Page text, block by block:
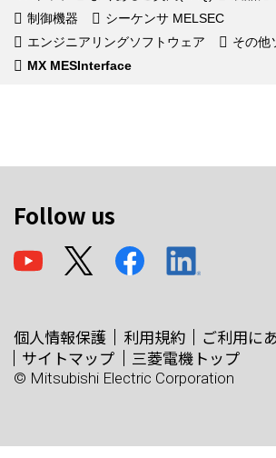
制御機器
シーケンサ MELSEC
エンジニアリングソフトウェア
その他
MX MESInterface
Follow us
個人情報保護 利用規約
ご利用に
サイトマップ
三菱電機トップ
© Mitsubishi Electric Corporation